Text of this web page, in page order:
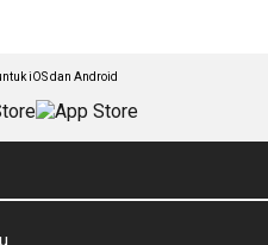
iOS dan Android